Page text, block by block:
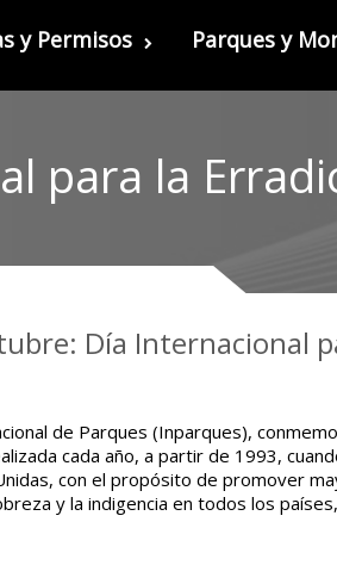
y Permisos Parques y
para la
Día Internacional
de Parques (Inparques),
cada año, a partir de 1993,
con el propósito de promover
y la indigencia en todos los